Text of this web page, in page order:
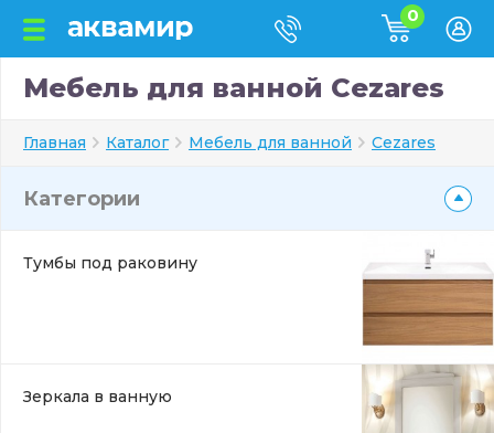
0
Мебель для ванной Cezares
Главная Каталог Мебель для ванной Cezares
Категории
Тумбы под раковину
Зеркала в ванную